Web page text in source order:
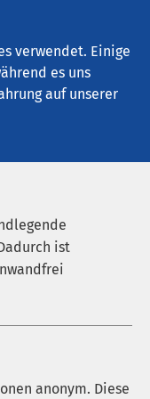
verwendet. Einige
es uns
auf unserer
ist
anonym. Diese